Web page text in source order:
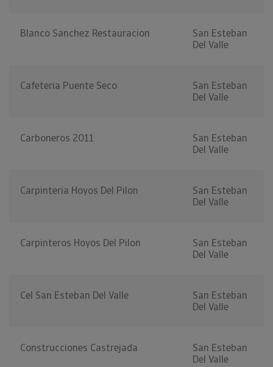
Blanco Sanchez Restauracion
San Esteban
Del Valle
Cafeteria Puente Seco
San Esteban
Del Valle
Carboneros 2011
San Esteban
Del Valle
Carpinteria Hoyos Del Pilon
San Esteban
Del Valle
Carpinteros Hoyos Del Pilon
San Esteban
Del Valle
Cel San Esteban Del Valle
San Esteban
Del Valle
Construcciones Castrejada
San Esteban
Del Valle